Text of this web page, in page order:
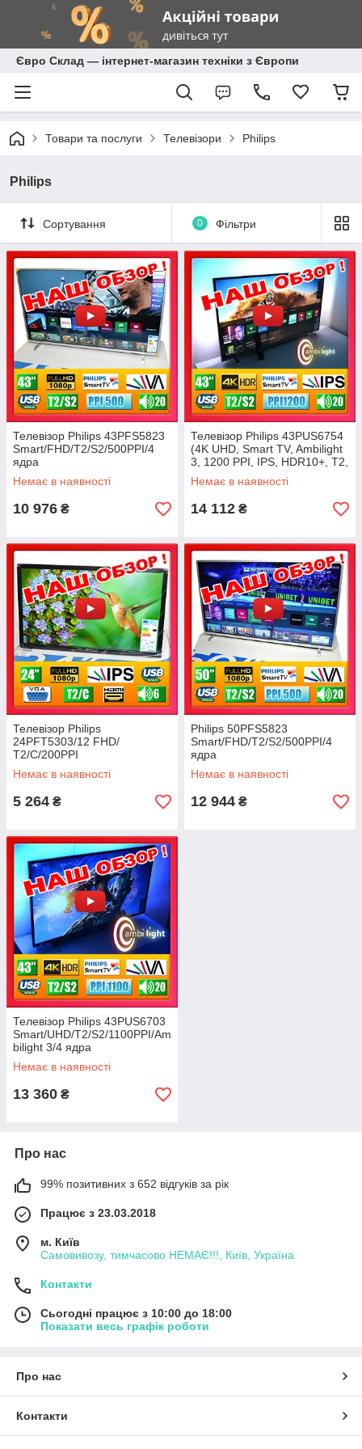
Євро Склад — інтернет-магазин техніки з Європи
Товари та послуги Телевізори Philips
Philips
Сортування 0 Фільтри
Телевізор Philips 43PFS5823
Smart/FHD/T2/S2/500PPI/4
ядра
Немає в наявності
10 976 ₴
Телевізор Philips 43PUS6754
(4K UHD, Smart TV, Ambilight
3, 1200 PPI, IPS, HDR10+, T2,
S2, Dolby Atmos 20Вт)
Немає в наявності
14 112 ₴
Телевізор Philips
24PFT5303/12 FHD/
Т2/C/200PPI
Немає в наявності
5 264 ₴
Philips 50PFS5823
Smart/FHD/T2/S2/500PPI/4
ядра
Немає в наявності
12 944 ₴
Телевізор Philips 43PUS6703
Smart/UHD/T2/S2/1100PPI/Am
bilight 3/4 ядра
Немає в наявності
13 360 ₴
Про нас
99% позитивних з 652 відгуків за рік
Працює з 23.03.2018
м. Київ
Самовивозу, тимчасово НЕМАЄ!!!, Київ, Україна
Контакти
Сьогодні працює з 10:00 до 18:00
Показати весь графік роботи
Про нас
Контакти